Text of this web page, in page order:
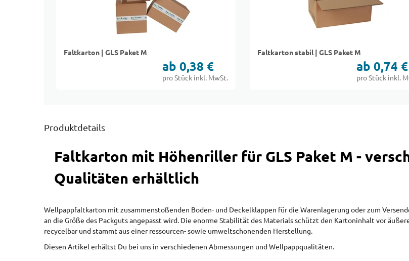
Faltkarton | GLS Paket M
ab 0,38 €
pro Stück inkl. MwSt.
Faltkarton stabil | GLS Paket M
ab 0,74 €
pro Stück inkl.
Produktdetails
Faltkarton mit Höhenriller für GLS Paket M -
Qualitäten erhältlich
Wellpappfaltkarton mit zusammenstoßenden Boden- und Deckelklappen für die Warenlagerung oder zum
an die Größe des Packguts angepasst wird. Die enorme Stabilität des Materials schützt den Kartoninhalt vor
recycelbar und stammt aus einer ressourcen- sowie umweltschonenden Herstellung.
Diesen Artikel erhältst Du bei uns in verschiedenen Abmessungen und Wellpappqualitäten.